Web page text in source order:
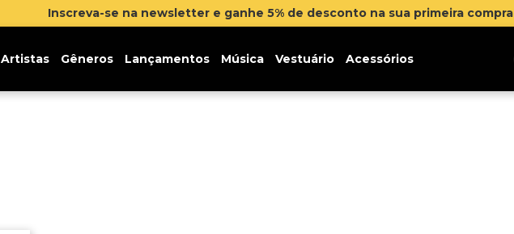
Inscreva-se na newsletter e ganhe 5% de desconto na sua primeira compra
Artistas Gêneros Lançamentos Música Vestuário Acessórios